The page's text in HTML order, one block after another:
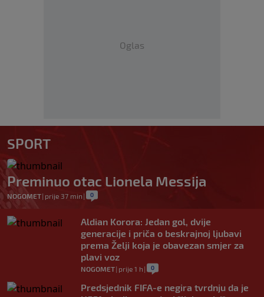
Oglas
SPORT
Preminuo otac Lionela Messija
NOGOMET| prije 37 min | 0
Aldian Korora: Jedan gol, dvije
generacije i priča o beskrajnoj ljubavi
prema Želji koja je obavezan smjer za
plavi voz
NOGOMET| prije 1 h | 0
Predsjednik FIFA-e negira tvrdnju da je